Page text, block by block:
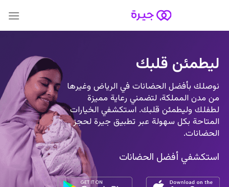
content
ليطمئن قلبك
نوصلك بأفضل الحضانات في الرياض وغيرها
من مدن المملكة، لتضمني رعاية مميزة
لطفلك وليطمئن قلبك. استكشفي الخيارات
المتاحة بكل سهولة عبر تطبيق جيرة لحجز
الحضانات.
استكشفي أفضل الحضانات